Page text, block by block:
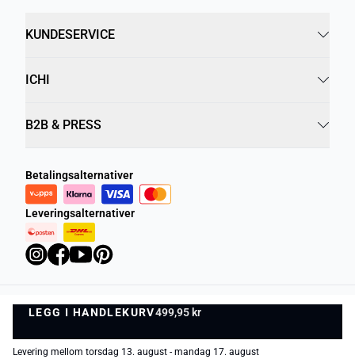
LEGG I HANDLEKURV499,95 kr
LEGG I HANDLEKURV
Levering mellom torsdag 13. august - mandag 17. august
KUNDESERVICE
ICHI
B2B & PRESS
Betalingsalternativer
Leveringsalternativer
Personvernregler Vilkår og betingelser